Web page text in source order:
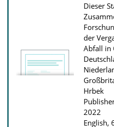
i
o
n
D
o
w
n
l
o
Dieser
der
Abfall in
Hrbek
2022
English,